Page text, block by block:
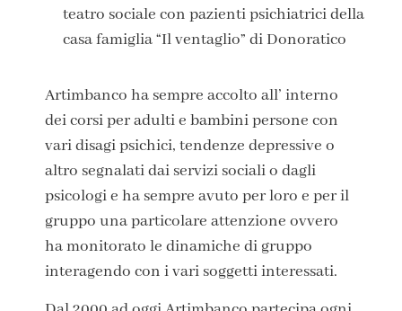
teatro sociale con pazienti psichiatrici della
casa famiglia “Il ventaglio” di Donoratico
Artimbanco ha sempre accolto all’ interno
dei corsi per adulti e bambini persone con
vari disagi psichici, tendenze depressive o
altro segnalati dai servizi sociali o dagli
psicologi e ha sempre avuto per loro e per il
gruppo una particolare attenzione ovvero
ha monitorato le dinamiche di gruppo
interagendo con i vari soggetti interessati.